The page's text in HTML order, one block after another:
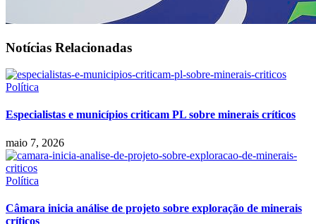
Notícias Relacionadas
Política
Especialistas e municípios criticam PL sobre minerais críticos
maio 7, 2026
Política
Câmara inicia análise de projeto sobre exploração de minerais
críticos